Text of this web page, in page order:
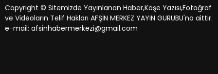
MAGAZİN
MANŞETLER
ÖZEL HABER
KÜLTÜR SANAT
MAGAZİN
MANŞETLER
afsinhaber.com e-bültenine abone olarak, tarafınıza haber,
duyuru ve kampanya içerikli e-postaların gönderilmesini
Copyright © Sitemizde Yayınlanan Haber,Köşe Yazısı,Fotoğraf
ve Videoların Telif Hakları AFŞİN MERKEZ YAYIN GURUBU'na aittir.
e-mail: afsinhabermerkezi@gmail.com